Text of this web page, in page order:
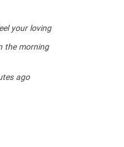
your loving
the morning
ago